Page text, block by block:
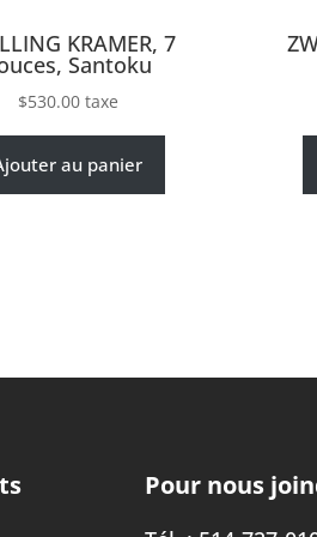
KRAMER, 7
Santoku
$530.00 taxe
au panier
Pour nous